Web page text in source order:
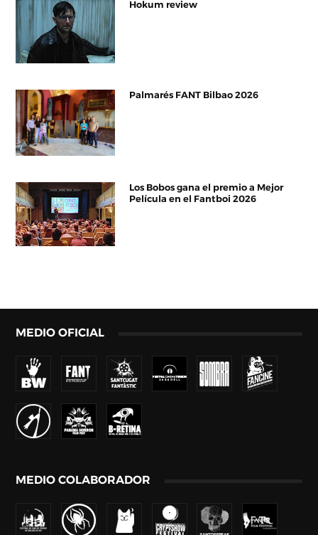
Hokum review
Palmarés FANT Bilbao 2026
Los Bobos gana el premio a Mejor
Película en el Fantboi 2026
MEDIO OFICIAL
MEDIO COLABORADOR